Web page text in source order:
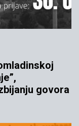
govora